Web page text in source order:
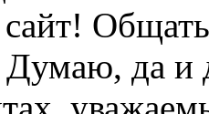
сайт!
да и